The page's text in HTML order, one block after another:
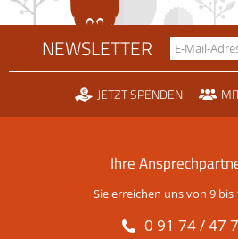
NEWSLETTER
JETZT SPENDEN
Ihre
Sie erreichen uns von 9
0 91 74 / 47